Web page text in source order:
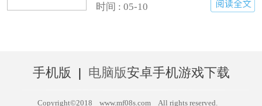
时间 : 05-10
手机版 | 电脑版安卓手机游戏下载
Copyright©2018 www.mf08s.com All rights reserved.